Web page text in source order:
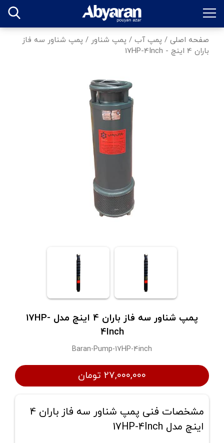
صفحه اصلی / پمپ آب / پمپ شناور / پمپ شناور سه فاز
باران 4 اینچ - 17HP-4Inch
پمپ شناور سه فاز باران 4 اینچ مدل 17HP-
4Inch
Baran-Pump-17HP-4inch
۲۷,۰۰۰,۰۰۰ تومان
مشخصات فنی پمپ شناور سه فاز باران 4
اینچ مدل 17HP-4Inch